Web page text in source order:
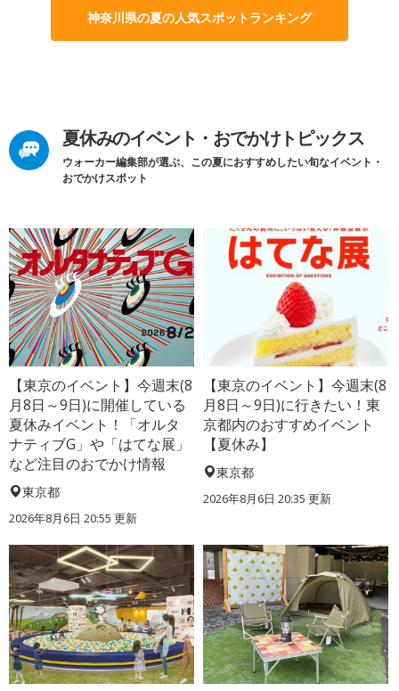
神奈川県の夏の人気スポットランキング
夏休みのイベント・おでかけトピックス
ウォーカー編集部が選ぶ、この夏におすすめしたい旬なイベント・
おでかけスポット
【東京のイベント】今週末(8
月8日～9日)に開催している
夏休みイベント！「オルタ
ナティブG」や「はてな展」
など注目のおでかけ情報
東京都
2026年8月6日 20:55 更新
【東京のイベント】今週末(8
月8日～9日)に行きたい！東
京都内のおすすめイベント
【夏休み】
東京都
2026年8月6日 20:35 更新